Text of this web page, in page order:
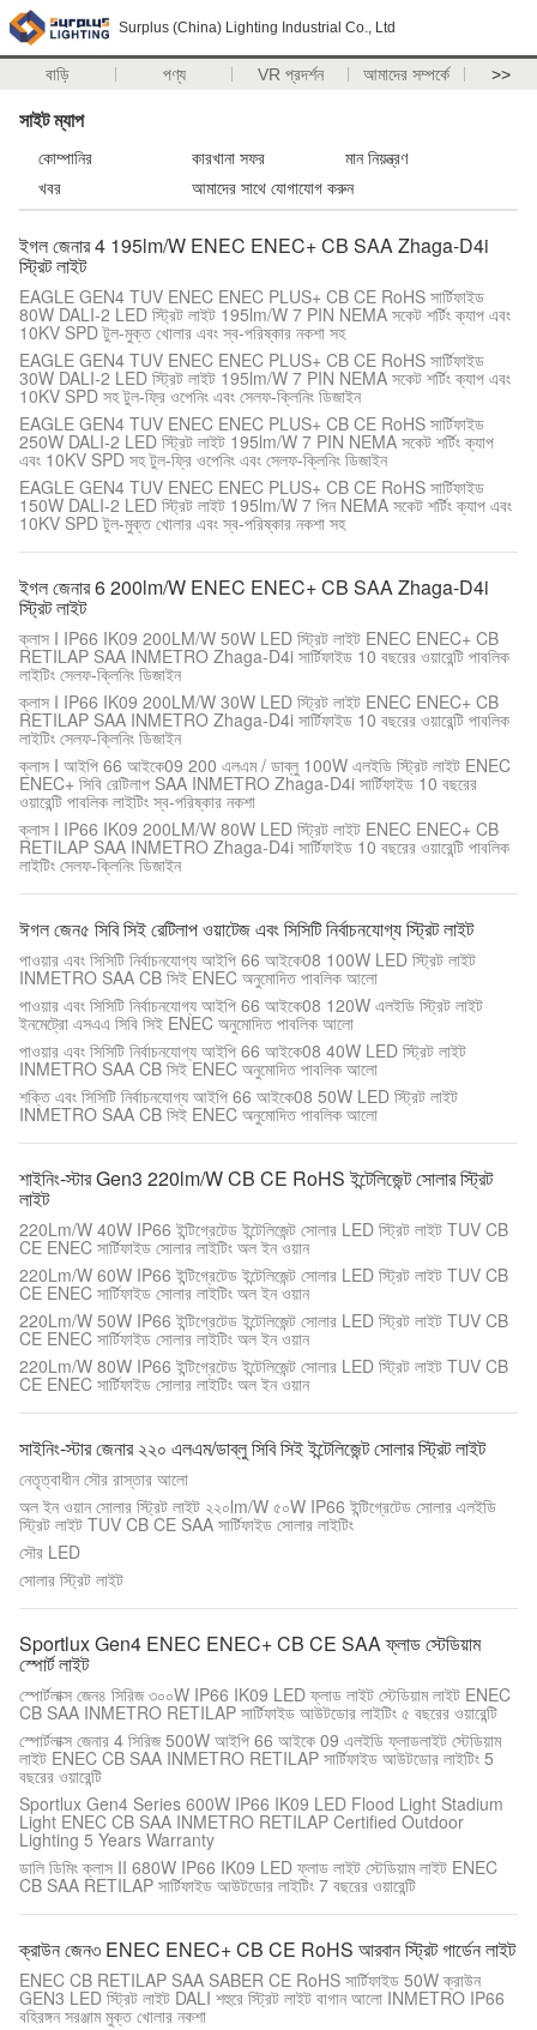
Surplus (China) Lighting Industrial Co., Ltd
বাড়ি পণ্য VR প্রদর্শন আমাদের সম্পর্কে >>
সাইট ম্যাপ
কোম্পানির কারখানা সফর
মান নিয়ন্ত্রণ
খবর
আমাদের সাথে যোগাযোগ করুন
ইগল জেনার 4 195lm/W ENEC ENEC+ CB SAA Zhaga-D4i
স্ট্রিট লাইট
EAGLE GEN4 TUV ENEC ENEC PLUS+ CB CE RoHS সার্টিফাইড
80W DALI-2 LED স্ট্রিট লাইট 195lm/W 7 PIN NEMA সকেট শর্টিং ক্যাপ এবং
10KV SPD টুল-মুক্ত খোলার এবং স্ব-পরিষ্কার নকশা সহ
EAGLE GEN4 TUV ENEC ENEC PLUS+ CB CE RoHS সার্টিফাইড
30W DALI-2 LED স্ট্রিট লাইট 195lm/W 7 PIN NEMA সকেট শর্টিং ক্যাপ এবং
10KV SPD সহ টুল-ফ্রি ওপেনিং এবং সেলফ-ক্লিনিং ডিজাইন
EAGLE GEN4 TUV ENEC ENEC PLUS+ CB CE RoHS সার্টিফাইড
250W DALI-2 LED স্ট্রিট লাইট 195lm/W 7 PIN NEMA সকেট শর্টিং ক্যাপ
এবং 10KV SPD সহ টুল-ফ্রি ওপেনিং এবং সেলফ-ক্লিনিং ডিজাইন
EAGLE GEN4 TUV ENEC ENEC PLUS+ CB CE RoHS সার্টিফাইড
150W DALI-2 LED স্ট্রিট লাইট 195lm/W 7 পিন NEMA সকেট শর্টিং ক্যাপ এবং
10KV SPD টুল-মুক্ত খোলার এবং স্ব-পরিষ্কার নকশা সহ
ইগল জেনার 6 200lm/W ENEC ENEC+ CB SAA Zhaga-D4i
স্ট্রিট লাইট
ক্লাস I IP66 IK09 200LM/W 50W LED স্ট্রিট লাইট ENEC ENEC+ CB
RETILAP SAA INMETRO Zhaga-D4i সার্টিফাইড 10 বছরের ওয়ারেন্টি পাবলিক
লাইটিং সেলফ-ক্লিনিং ডিজাইন
ক্লাস I IP66 IK09 200LM/W 30W LED স্ট্রিট লাইট ENEC ENEC+ CB
RETILAP SAA INMETRO Zhaga-D4i সার্টিফাইড 10 বছরের ওয়ারেন্টি পাবলিক
লাইটিং সেলফ-ক্লিনিং ডিজাইন
ক্লাস I আইপি 66 আইকে09 200 এলএম / ডাব্লু 100W এলইডি স্ট্রিট লাইট ENEC
ENEC+ সিবি রেটিলাপ SAA INMETRO Zhaga-D4i সার্টিফাইড 10 বছরের
ওয়ারেন্টি পাবলিক লাইটিং স্ব-পরিষ্কার নকশা
ক্লাস I IP66 IK09 200LM/W 80W LED স্ট্রিট লাইট ENEC ENEC+ CB
RETILAP SAA INMETRO Zhaga-D4i সার্টিফাইড 10 বছরের ওয়ারেন্টি পাবলিক
লাইটিং সেলফ-ক্লিনিং ডিজাইন
ঈগল জেন৫ সিবি সিই রেটিলাপ ওয়াটেজ এবং সিসিটি নির্বাচনযোগ্য স্ট্রিট লাইট
পাওয়ার এবং সিসিটি নির্বাচনযোগ্য আইপি 66 আইকে08 100W LED স্ট্রিট লাইট
INMETRO SAA CB সিই ENEC অনুমোদিত পাবলিক আলো
পাওয়ার এবং সিসিটি নির্বাচনযোগ্য আইপি 66 আইকে08 120W এলইডি স্ট্রিট লাইট
ইনমেট্রো এসএএ সিবি সিই ENEC অনুমোদিত পাবলিক আলো
পাওয়ার এবং সিসিটি নির্বাচনযোগ্য আইপি 66 আইকে08 40W LED স্ট্রিট লাইট
INMETRO SAA CB সিই ENEC অনুমোদিত পাবলিক আলো
শক্তি এবং সিসিটি নির্বাচনযোগ্য আইপি 66 আইকে08 50W LED স্ট্রিট লাইট
INMETRO SAA CB সিই ENEC অনুমোদিত পাবলিক আলো
শাইনিং-স্টার Gen3 220lm/W CB CE RoHS ইন্টেলিজেন্ট সোলার স্ট্রিট
লাইট
220Lm/W 40W IP66 ইন্টিগ্রেটেড ইন্টেলিজেন্ট সোলার LED স্ট্রিট লাইট TUV CB
CE ENEC সার্টিফাইড সোলার লাইটিং অল ইন ওয়ান
220Lm/W 60W IP66 ইন্টিগ্রেটেড ইন্টেলিজেন্ট সোলার LED স্ট্রিট লাইট TUV CB
CE ENEC সার্টিফাইড সোলার লাইটিং অল ইন ওয়ান
220Lm/W 50W IP66 ইন্টিগ্রেটেড ইন্টেলিজেন্ট সোলার LED স্ট্রিট লাইট TUV CB
CE ENEC সার্টিফাইড সোলার লাইটিং অল ইন ওয়ান
220Lm/W 80W IP66 ইন্টিগ্রেটেড ইন্টেলিজেন্ট সোলার LED স্ট্রিট লাইট TUV CB
CE ENEC সার্টিফাইড সোলার লাইটিং অল ইন ওয়ান
সাইনিং-স্টার জেনার ২২০ এলএম/ডাব্লু সিবি সিই ইন্টেলিজেন্ট সোলার স্ট্রিট লাইট
নেতৃত্বাধীন সৌর রাস্তার আলো
অল ইন ওয়ান সোলার স্ট্রিট লাইট ২২০lm/W ৫০W IP66 ইন্টিগ্রেটেড সোলার এলইডি
স্ট্রিট লাইট TUV CB CE SAA সার্টিফাইড সোলার লাইটিং
সৌর LED
সোলার স্ট্রিট লাইট
Sportlux Gen4 ENEC ENEC+ CB CE SAA ফ্লাড স্টেডিয়াম
স্পোর্ট লাইট
স্পোর্টলাক্স জেন৪ সিরিজ ৩০০W IP66 IK09 LED ফ্লাড লাইট স্টেডিয়াম লাইট ENEC
CB SAA INMETRO RETILAP সার্টিফাইড আউটডোর লাইটিং ৫ বছরের ওয়ারেন্টি
স্পোর্টলাক্স জেনার 4 সিরিজ 500W আইপি 66 আইকে 09 এলইডি ফ্লাডলাইট স্টেডিয়াম
লাইট ENEC CB SAA INMETRO RETILAP সার্টিফাইড আউটডোর লাইটিং 5
বছরের ওয়ারেন্টি
Sportlux Gen4 Series 600W IP66 IK09 LED Flood Light Stadium
Light ENEC CB SAA INMETRO RETILAP Certified Outdoor
Lighting 5 Years Warranty
ডালি ডিমিং ক্লাস II 680W IP66 IK09 LED ফ্লাড লাইট স্টেডিয়াম লাইট ENEC
CB SAA RETILAP সার্টিফাইড আউটডোর লাইটিং 7 বছরের ওয়ারেন্টি
ক্রাউন জেন৩ ENEC ENEC+ CB CE RoHS আরবান স্ট্রিট গার্ডেন লাইট
ENEC CB RETILAP SAA SABER CE RoHS সার্টিফাইড 50W ক্রাউন
GEN3 LED স্ট্রিট লাইট DALI শহুরে স্ট্রিট লাইট বাগান আলো INMETRO IP66
বহিরঙ্গন সরঞ্জাম মুক্ত খোলার নকশা